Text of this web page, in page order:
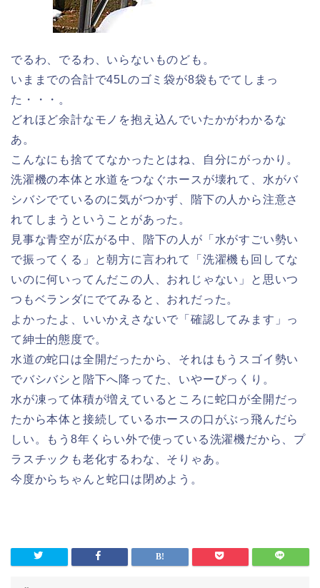
でるわ、でるわ、いらないものども。
いままでの合計で45Lのゴミ袋が8袋もでてしまっ
た・・・。
どれほど余計なモノを抱え込んでいたかがわかるな
あ。
こんなにも捨ててなかったとはね、自分にがっかり。
洗濯機の本体と水道をつなぐホースが壊れて、水がバ
シバシでているのに気がつかず、階下の人から注意さ
れてしまうということがあった。
見事な青空が広がる中、階下の人が「水がすごい勢い
で振ってくる」と朝方に言われて「洗濯機も回してな
いのに何いってんだこの人、おれじゃない」と思いつ
つもベランダにでてみると、おれだった。
よかったよ、いいかえさないで「確認してみます」っ
て紳士的態度で。
水道の蛇口は全開だったから、それはもうスゴイ勢い
でバシバシと階下へ降ってた、いやーびっくり。
水が凍って体積が増えているところに蛇口が全開だっ
たから本体と接続しているホースの口がぶっ飛んだら
しい。もう8年くらい外で使っている洗濯機だから、プ
ラスチックも老化するわな、そりゃあ。
今度からちゃんと蛇口は閉めよう。